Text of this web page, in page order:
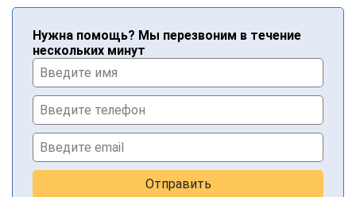
Нужна помощь? Мы перезвоним в течение
нескольких минут
Отправить